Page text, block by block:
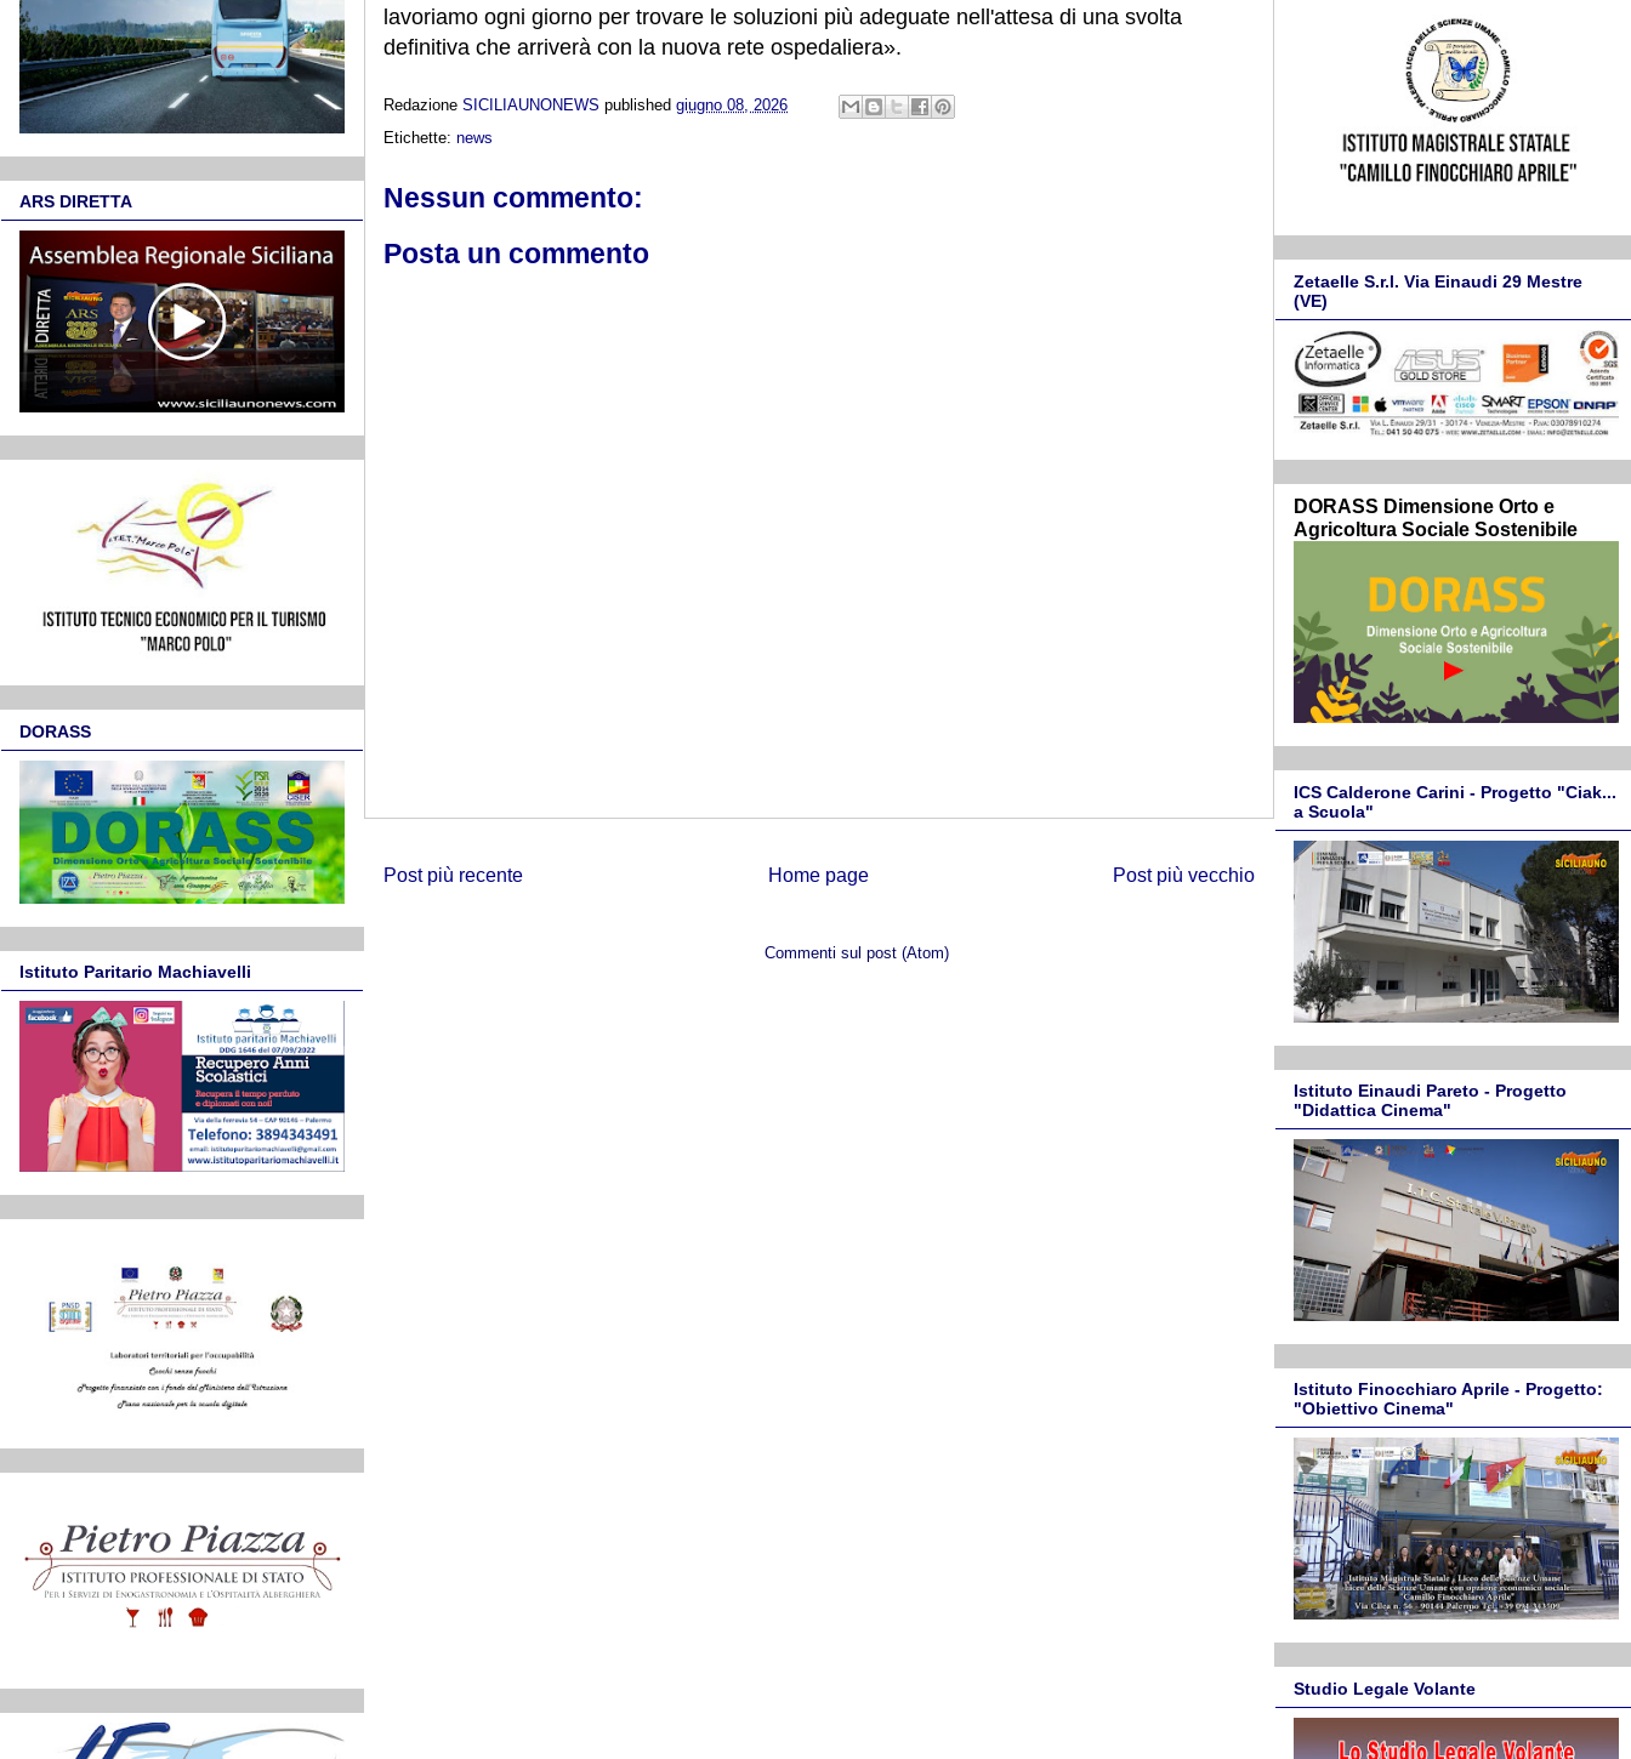
lavoriamo ogni giorno per trovare le soluzioni più adeguate nell'attesa di una svolta
definitiva che arriverà con la nuova rete ospedaliera».
Redazione SICILIAUNONEWS published giugno 08, 2026
Etichette: news
Nessun commento:
Posta un commento
Post più recente Post più vecchio
Home page
Commenti sul post (Atom)
ARS DIRETTA
DORASS
Istituto Paritario Machiavelli
Zetaelle S.r.l. Via Einaudi 29 Mestre
(VE)
DORASS Dimensione Orto e
Agricoltura Sociale Sostenibile
ICS Calderone Carini - Progetto "Ciak...
a Scuola"
Istituto Einaudi Pareto - Progetto
"Didattica Cinema"
Istituto Finocchiaro Aprile - Progetto:
"Obiettivo Cinema"
Studio Legale Volante